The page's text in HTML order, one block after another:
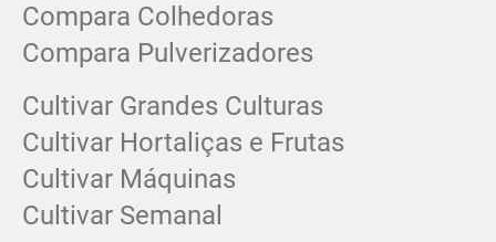
Compara Colhedoras
Compara Pulverizadores
Cultivar Grandes Culturas
Cultivar Hortaliças e Frutas
Cultivar Máquinas
Cultivar Semanal